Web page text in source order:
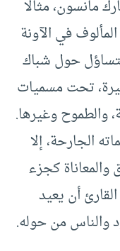
مانسون، مثالا
في الآونة
حول شباك
تحت مسميات
والطموح وغيرها.
الجارحة، إلا
والمعاناة كجزء
أن يعيد
والناس من حوله.